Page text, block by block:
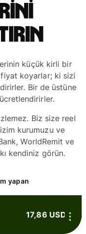
küçük kirli bir
koyarlar; ki sizi
Bir de üstüne
Biz size reel
kurumuzu ve
WorldRemit ve
kendiniz görün.
yapan
17,86 USD